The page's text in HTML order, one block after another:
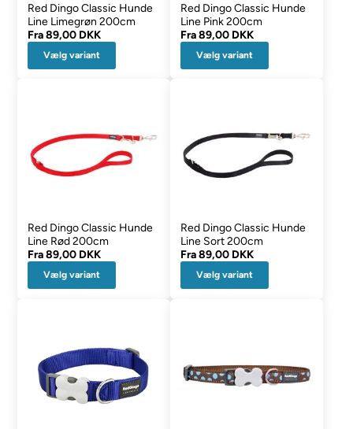
Red Dingo Classic Hunde
Line Limegrøn 200cm
Fra89,00 DKK
Vælg variant
Red Dingo Classic Hunde
Line Pink 200cm
Fra89,00 DKK
Vælg variant
Red Dingo Classic Hunde
Line Rød 200cm
Fra89,00 DKK
Vælg variant
Red Dingo Classic Hunde
Line Sort 200cm
Fra89,00 DKK
Vælg variant